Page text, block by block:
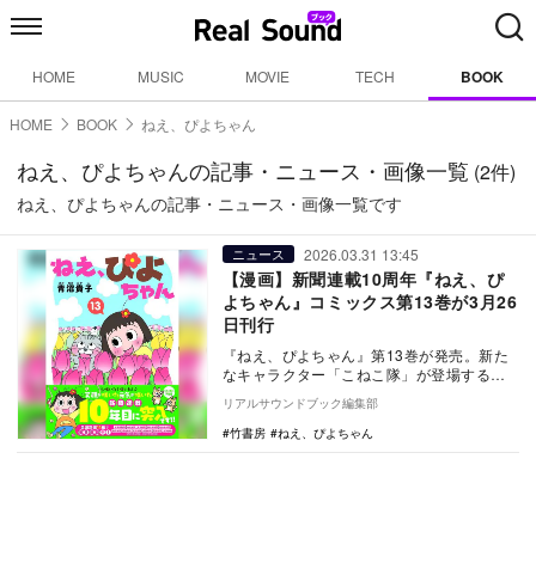
HOME MUSIC MOVIE TECH BOOK
HOME BOOK ねえ、ぴよちゃん
ねえ、ぴよちゃんの記事・ニュース・画像一覧 (2件)
ねえ、ぴよちゃんの記事・ニュース・画像一覧です
ニュース 2026.03.31 13:45
【漫画】新聞連載10周年『ねえ、ぴ
よちゃん』コミックス第13巻が3月26
日刊行
『ねえ、ぴよちゃん』第13巻が発売。新た
なキャラクター「こねこ隊」が登場するエ
ピソードも収録される。4月には廉価版『ワ
イド版 ね…
リアルサウンドブック編集部
竹書房
ねえ、ぴよちゃん